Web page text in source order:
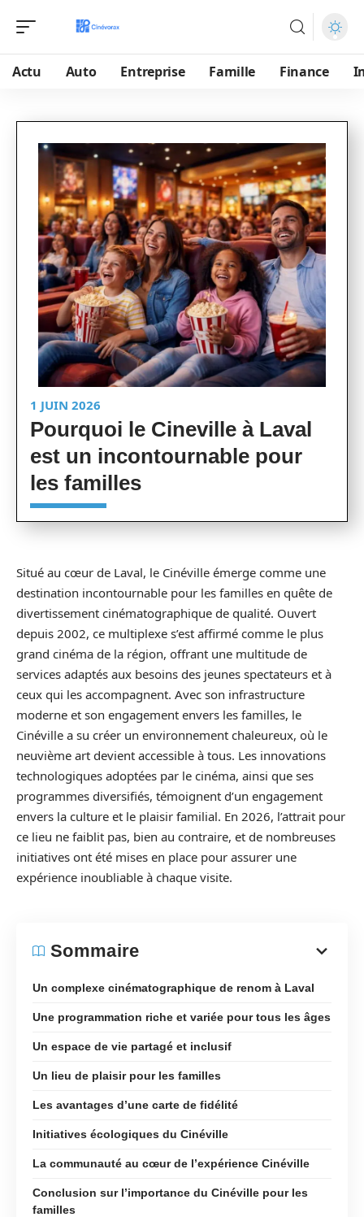
Actu Auto Entreprise Famille Finance
1 JUIN 2026
Pourquoi le Cineville à Laval
est un incontournable pour
les familles
Situé au cœur de Laval, le Cinéville émerge comme une
destination incontournable pour les familles en quête de
divertissement cinématographique de qualité. Ouvert
depuis 2002, ce multiplexe s’est affirmé comme le plus
grand cinéma de la région, offrant une multitude de
services adaptés aux besoins des jeunes spectateurs et à
ceux qui les accompagnent. Avec son infrastructure
moderne et son engagement envers les familles, le
Cinéville a su créer un environnement chaleureux, où le
neuvième art devient accessible à tous. Les innovations
technologiques adoptées par le cinéma, ainsi que ses
programmes diversifiés, témoignent d’un engagement
envers la culture et le plaisir familial. En 2026, l’attrait pour
ce lieu ne faiblit pas, bien au contraire, et de nombreuses
initiatives ont été mises en place pour assurer une
expérience inoubliable à chaque visite.
Sommaire
Un complexe cinématographique de renom à Laval
Une programmation riche et variée pour tous les âges
Un espace de vie partagé et inclusif
Un lieu de plaisir pour les familles
Les avantages d’une carte de fidélité
Initiatives écologiques du Cinéville
La communauté au cœur de l’expérience Cinéville
Conclusion sur l’importance du Cinéville pour les
familles